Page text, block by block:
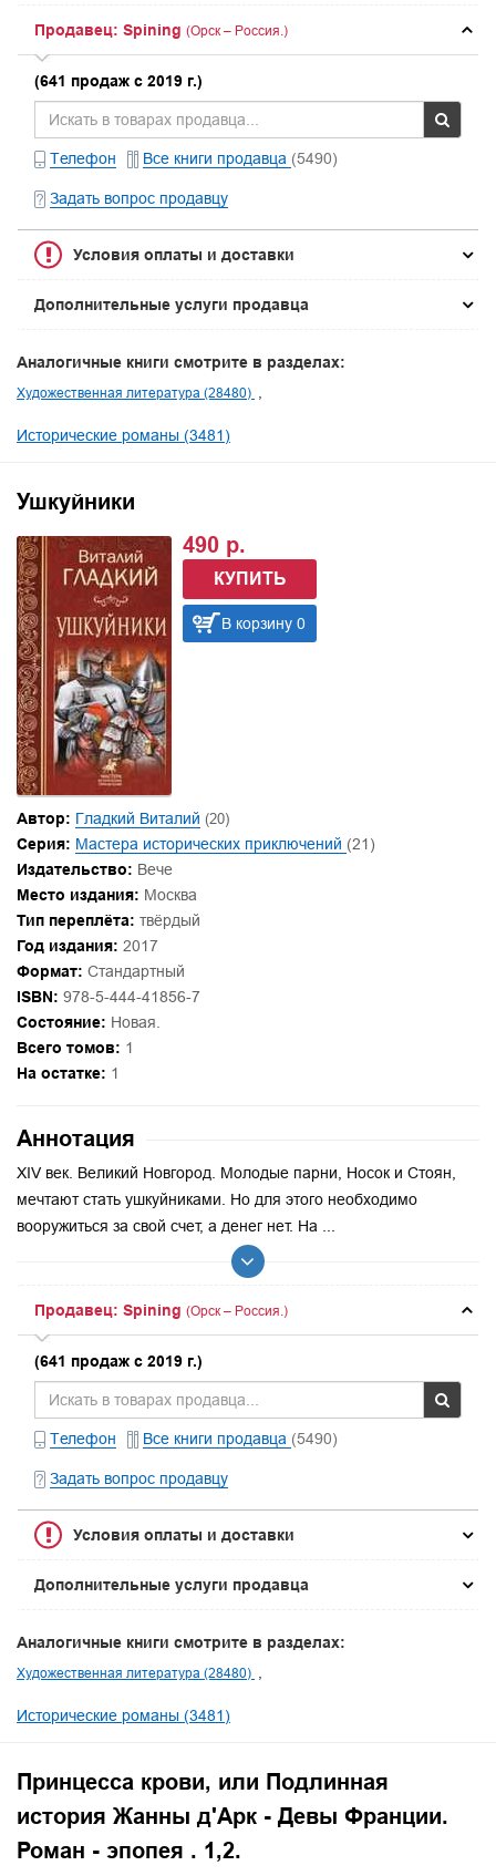
Продавец: Spining (Орск – Россия.)
(641 продаж с 2019 г.)
Телефон Все книги продавца (5490)
Задать вопрос продавцу
Условия оплаты и доставки
Дополнительные услуги продавца
Аналогичные книги смотрите в разделах:
Художественная литература (28480)
Исторические романы (3481)
Ушкуйники
490 р.
КУПИТЬ
В корзину 0
Автор: Гладкий Виталий (20)
Серия: Мастера исторических приключений (21)
Издательство: Вече
Место издания: Москва
Тип переплёта: твёрдый
Год издания: 2017
Формат: Стандартный
ISBN: 978-5-444-41856-7
Состояние: Новая.
Всего томов: 1
На остатке: 1
Аннотация
XIV век. Великий Новгород. Молодые парни, Носок и Стоян,
мечтают стать ушкуйниками. Но для этого необходимо
вооружиться за свой счет, а денег нет. На ...
Продавец: Spining (Орск – Россия.)
(641 продаж с 2019 г.)
Телефон Все книги продавца (5490)
Задать вопрос продавцу
Условия оплаты и доставки
Дополнительные услуги продавца
Аналогичные книги смотрите в разделах:
Художественная литература (28480)
Исторические романы (3481)
Принцесса крови, или Подлинная
история Жанны д'Арк - Девы Франции.
Роман - эпопея . 1,2.